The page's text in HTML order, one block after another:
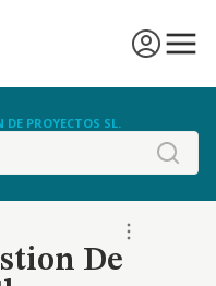
PROYECTOS SL.
De